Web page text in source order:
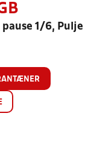
1/6, Pulje